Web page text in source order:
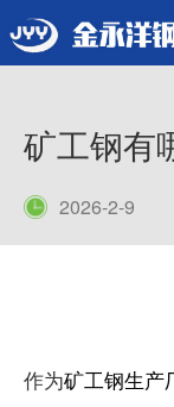
矿工钢有
2026-2-9
作为矿工钢生产